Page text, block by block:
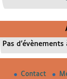
Pas
Contact